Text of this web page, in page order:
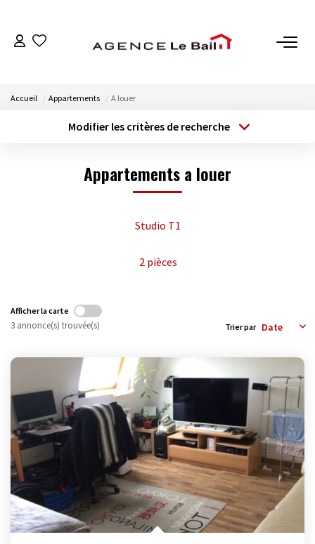
GESTION
Espace Propriétaire
Espace Locataire
Accueil Appartements A louer
Modifier les critères de recherche
Sélectionnez...Appartements a louer
Studio T1
2 pièces
Afficher la carte
3 annonce(s) trouvée(s) Trier par